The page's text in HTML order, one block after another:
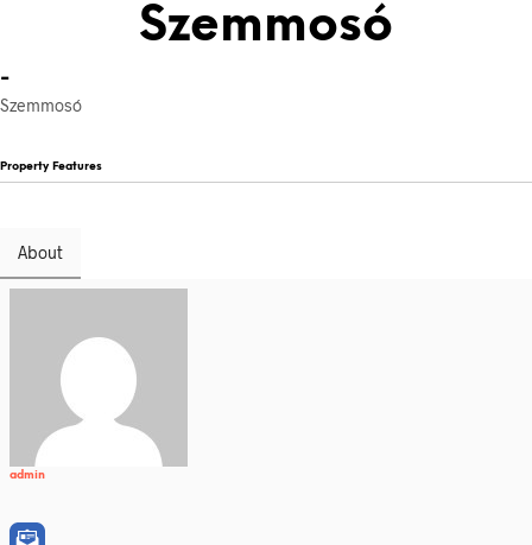
Szemmosó
-
Szemmosó
Property Features
About
admin